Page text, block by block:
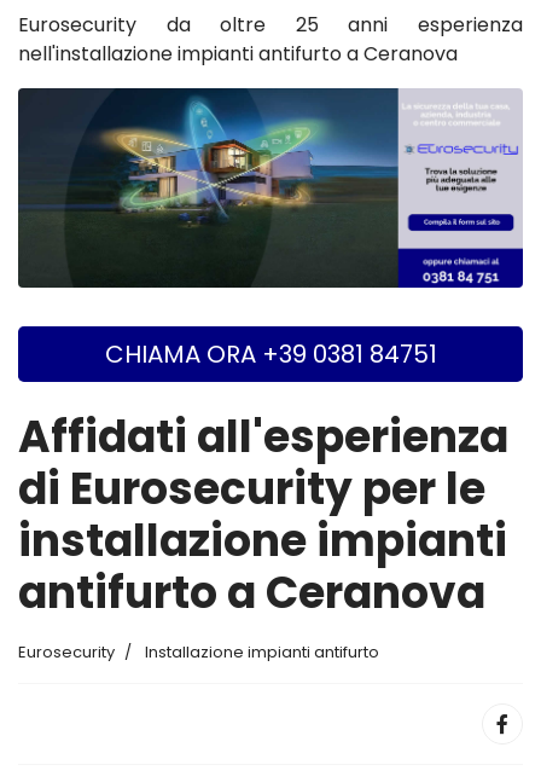
Eurosecurity da oltre 25 anni esperienza
nell'installazione impianti antifurto a Ceranova
CHIAMA ORA +39 0381 84751
Affidati all'esperienza
di Eurosecurity per le
installazione impianti
antifurto a Ceranova
Eurosecurity Installazione impianti antifurto